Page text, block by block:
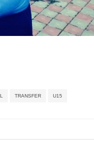
TRANSFER U15